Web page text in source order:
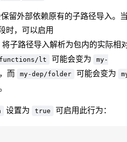
留外部依赖原有的子路径导入。
时，可以启用
将子路径导入解析为包内的实际相
functions/lt 可能会变为
my-
，而 my-dep/folder 可能会变为
设置为 true 可启用此行为：